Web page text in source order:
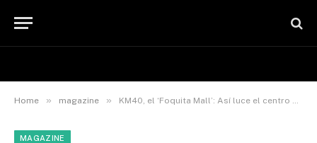
Home » magazine » KM40, el ‘Foquita Mall’: Así luce el centro comercial en donde invierte Jefferson Farfán | Trome
MAGAZINE